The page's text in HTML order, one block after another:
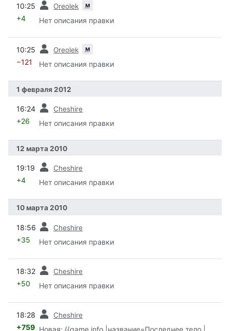
10:25 Oreolek м
+4 Нет описания правки
10:25 Oreolek м
−121 Нет описания правки
1 февраля 2012
16:24 Cheshire
+26 Нет описания правки
12 марта 2010
19:19 Cheshire
+4 Нет описания правки
10 марта 2010
18:56 Cheshire
+35 Нет описания правки
18:32 Cheshire
+50 Нет описания правки
18:28 Cheshire
+759 Новая: {{game info |название=Последнее тело |